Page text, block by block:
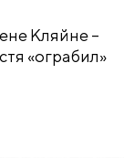
Кляйне –
«ограбил»